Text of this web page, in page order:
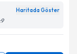
Haritada Göster